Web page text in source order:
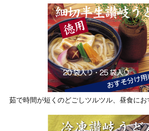
茹で時間が短くのどごしツルツル、昼食にお